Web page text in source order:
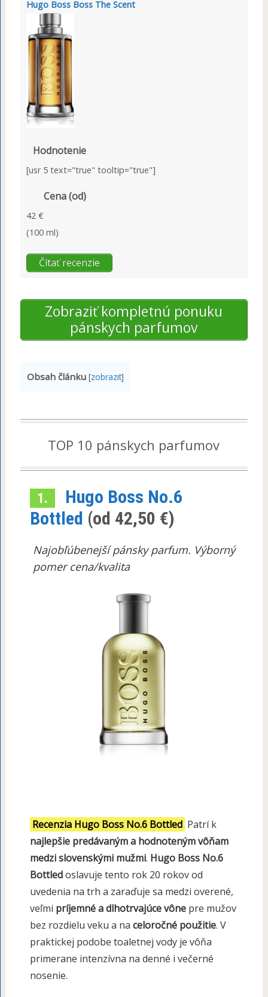
Hugo Boss Boss The Scent
Hodnotenie
[usr 5 text="true" tooltip="true"]
Cena (od)
42 €
(100 ml)
Čítať recenzie
Zobraziť kompletnú ponuku
pánskych parfumov
Obsah článku [zobrazit]
TOP 10 pánskych parfumov
1.
Hugo Boss No.6
Bottled (od 42,50 €)
Najobľúbenejší pánsky parfum. Výborný
pomer cena/kvalita
Recenzia Hugo Boss No.6 Bottled Patrí k
najlepšie predávaným a hodnoteným vôňam
medzi slovenskými mužmi. Hugo Boss No.6
Bottledoslavuje tento rok 20 rokov od
uvedenia na trh a zaraďuje sa medzi overené,
veľmi príjemné a dlhotrvajúce vônepre mužov
bez rozdielu veku a na celoročné použitie. V
praktickej podobe toaletnej vody je vôňa
primerane intenzívna na denné i večerné
nosenie.